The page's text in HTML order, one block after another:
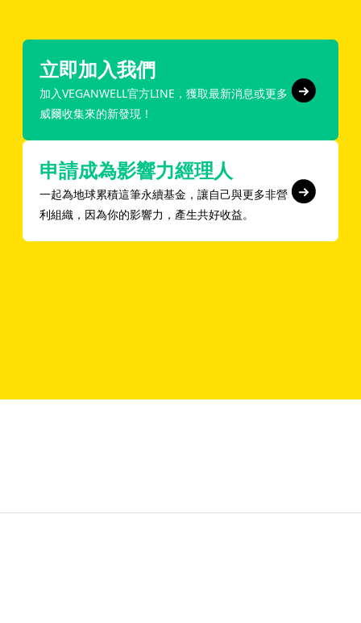
立即加入我們
加入VEGANWELL官方LINE，獲取最新消息或更多
威爾收集來的新發現！
申請成為影響力經理人
一起為地球累積這筆永續基金，讓自己與更多非營
利組織，因為你的影響力，產生共好收益。